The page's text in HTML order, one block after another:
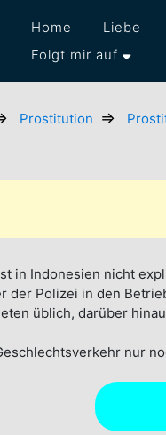
Home Liebe
Folgt mir auf
Prostitution
in Indonesien nicht
der Polizei in den
üblich, darüber
nur